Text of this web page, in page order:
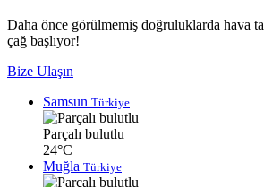
Daha önce görülmemiş doğruluklarda hava
çağ başlıyor!
Bize Ulaşın
Samsun Türkiye
Parçalı bulutlu
24°C
Muğla Türkiye